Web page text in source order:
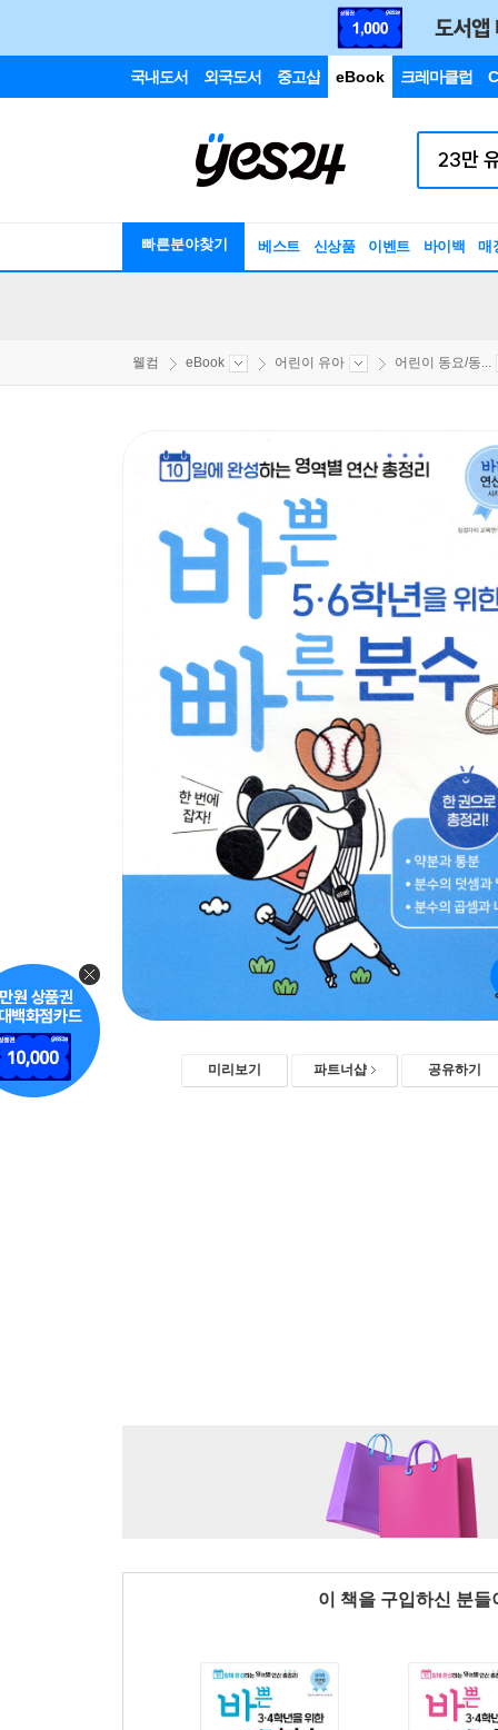
국내도서 외국도서 중고샵 eBook 크레마클럽
빠른분야찾기 베스트 신상품 이벤트 바이백 매
웰컴 eBook 어린이 유아 어린이 동요/동...
미리보기 파트너샵 공유하기
이 책을 구입하신 분